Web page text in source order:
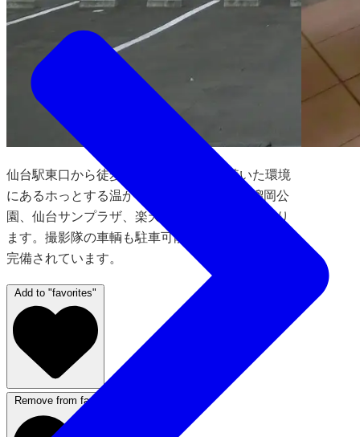
仙台駅東口から徒歩10分。閑静で落ち着いた環境
にあるホっとする温かなホテル。周辺には榴岡公
園、仙台サンプラザ、楽天生命パークなどがあり
ます。撮影隊の車輌も駐車可能な平置き駐車場が
完備されています。
Add to "favorites"
Remove from favorites